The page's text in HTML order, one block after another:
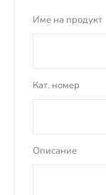
Име на продукт
Кат. номер
Описание